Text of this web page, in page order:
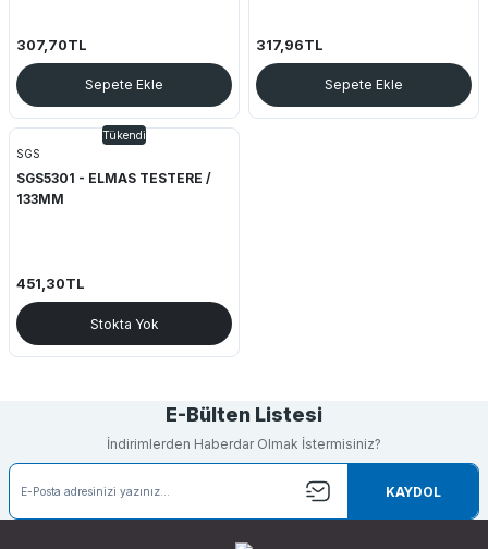
307,70TL
Sepete Ekle
317,96TL
Sepete Ekle
Tükendi
SGS
SGS5301 - ELMAS TESTERE /
133MM
451,30TL
Stokta Yok
E-Bülten Listesi
İndirimlerden Haberdar Olmak İstermisiniz?
KAYDOL